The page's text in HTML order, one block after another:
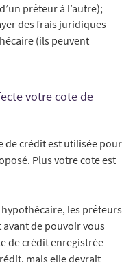
prêteur à l’autre);
des frais juridiques
(ils peuvent
votre cote de
de crédit est utilisée pour
Plus votre cote est
les prêteurs
de pouvoir vous
de crédit enregistrée
mais elle devrait